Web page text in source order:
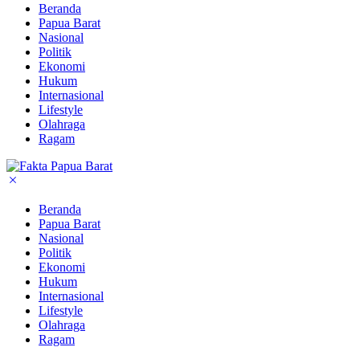
Beranda
Papua Barat
Nasional
Politik
Ekonomi
Hukum
Internasional
Lifestyle
Olahraga
Ragam
Beranda
Papua Barat
Nasional
Politik
Ekonomi
Hukum
Internasional
Lifestyle
Olahraga
Ragam